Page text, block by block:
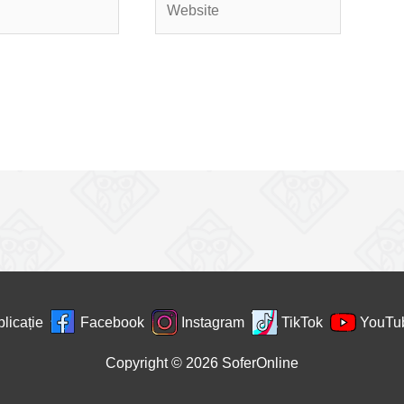
Facebook Instagram TikTok
Copyright © 2026 SoferOnline